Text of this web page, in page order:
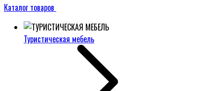
Каталог товаров
Туристическая мебель